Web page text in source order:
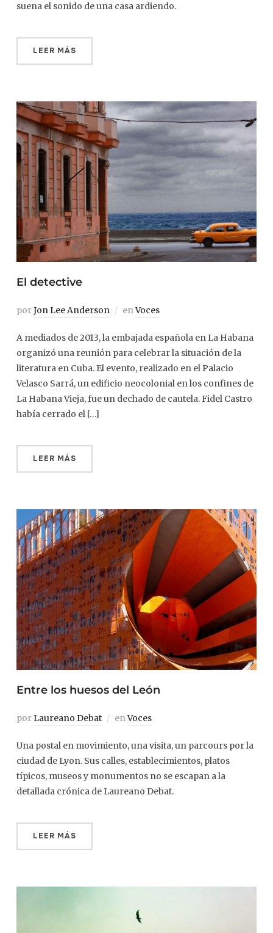
suena el sonido de una casa ardiendo.
LEER MÁS
El detective
porJon Lee Anderson enVoces
A mediados de 2013, la embajada española en La Habana
organizó una reunión para celebrar la situación de la
literatura en Cuba. El evento, realizado en el Palacio
Velasco Sarrá, un edificio neocolonial en los confines de
La Habana Vieja, fue un dechado de cautela. Fidel Castro
había cerrado el […]
LEER MÁS
Entre los huesos del León
porLaureano Debat enVoces
Una postal en movimiento, una visita, un parcours por la
ciudad de Lyon. Sus calles, establecimientos, platos
típicos, museos y monumentos no se escapan a la
detallada crónica de Laureano Debat.
LEER MÁS